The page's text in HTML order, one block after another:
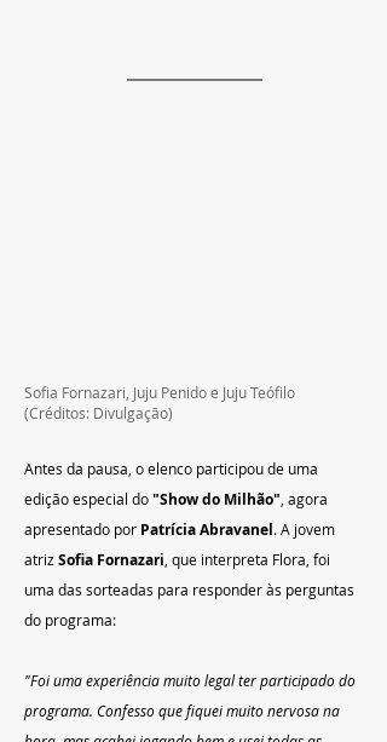
Sofia Fornazari, Juju Penido e Juju Teófilo
(Créditos: Divulgação)
Antes da pausa, o elenco participou de uma
edição especial do "Show do Milhão" , agora
apresentado por Patrícia Abravanel. A jovem
atriz Sofia Fornazari , que interpreta Flora, foi
uma das sorteadas para responder às perguntas
do programa:
"Foi uma experiência muito legal ter participado do
programa. Confesso que fiquei muito nervosa na